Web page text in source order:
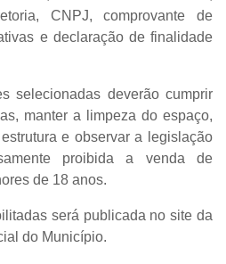
CNPJ, comprovante de
e declaração de finalidade
selecionadas deverão cumprir
manter a limpeza do espaço,
e observar a legislação
proibida a venda de
de 18 anos.
será publicada no site da
do Município.